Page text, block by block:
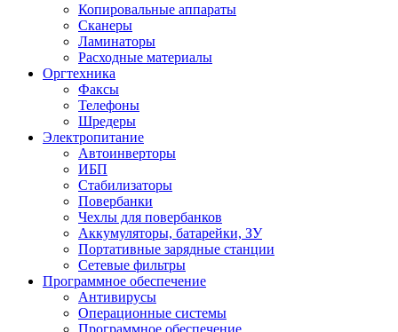
Копировальные аппараты
Сканеры
Ламинаторы
Расходные материалы
Оргтехника
Факсы
Телефоны
Шредеры
Электропитание
Автоинверторы
ИБП
Стабилизаторы
Повербанки
Чехлы для повербанков
Аккумуляторы, батарейки, ЗУ
Портативные зарядные станции
Сетевые фильтры
Программное обеспечение
Антивирусы
Операционные системы
Программное обеспечение